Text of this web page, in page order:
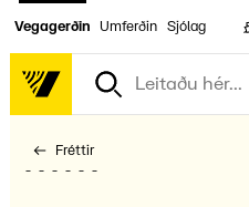
Vegagerðin Umferðin Sjólag
Fréttir